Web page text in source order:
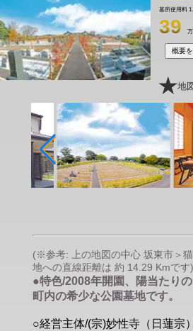
墓所使用料
39
概要
地
(※参考: 上の地図の中心 坂東市＞
地への直線距離は 約 14.29 Kmです)
●特色/2008年開園、陽当たり
町内の希少な公園墓地です。
○経営主体/(宗)妙性寺（日蓮宗